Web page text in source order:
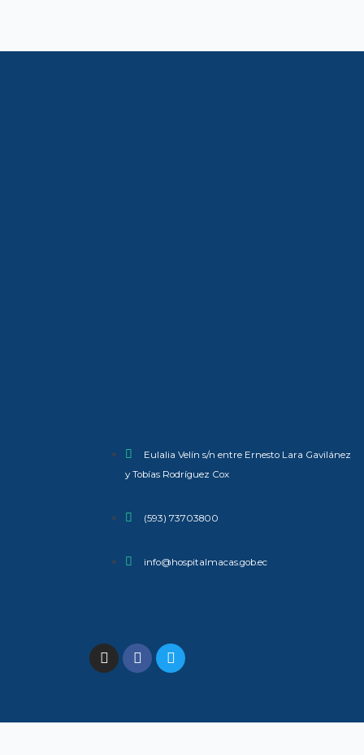
Eulalia Velín s/n entre Ernesto Lara Gavilánez
y Tobías Rodríguez Cox
(593) 73703800​
info@hospitalmacas.gob.ec